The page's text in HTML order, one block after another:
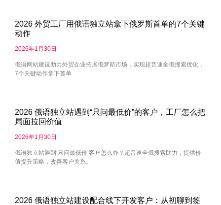
2026 外贸工厂用俄语独立站拿下俄罗斯首单的7个关键
动作
2026年1月30日
俄语网站建设助力外贸企业拓展俄罗斯市场，实现超音速全俄搜索优化，
7个关键动作拿下首单
2026 俄语独立站遇到“只问最低价”的客户，工厂怎么把
局面拉回价值
2026年1月30日
俄语独立站遇到‘只问最低价’客户怎么办？超音速全俄搜索助力，提供价
值提升策略，改善客户关系。
2026 俄语独立站建设配合线下开发客户：从初聊到签